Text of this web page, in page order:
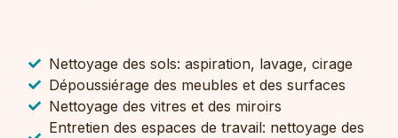
Nettoyage des sols: aspiration, lavage, cirage
Dépoussiérage des meubles et des surfaces
Nettoyage des vitres et des miroirs
Entretien des espaces de travail: nettoyage des